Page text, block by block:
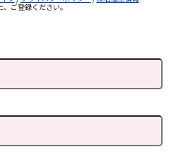
、ご登録ください。